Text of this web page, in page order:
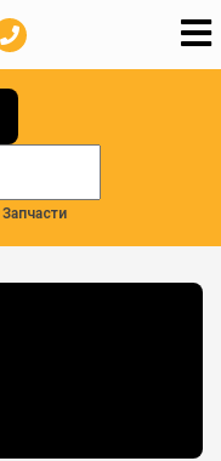
Запчасти